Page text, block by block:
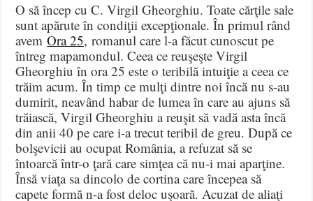
O să încep cu C. Virgil Gheorghiu. Toate cărţile sale
sunt apărute în condiţii excepţionale. În primul rând
avemOra 25, romanul care l-a făcut cunoscut pe
întreg mapamondul. Ceea ce reuşeşte Virgil
Gheorghiu în ora 25 este o teribilă intuiţie a ceea ce
trăim acum. În timp ce mulţi dintre noi încă nu s-au
dumirit, neavând habar de lumea în care au ajuns să
trăiască, Virgil Gheorghiu a reuşit să vadă asta încă
din anii 40 pe care i-a trecut teribil de greu. După ce
bolşevicii au ocupat România, a refuzat să se
întoarcă într-o ţară care simţea că nu-i mai aparţine.
Însă viaţa sa dincolo de cortina care începea să
capete formă n-a fost deloc uşoară. Acuzat de aliaţi